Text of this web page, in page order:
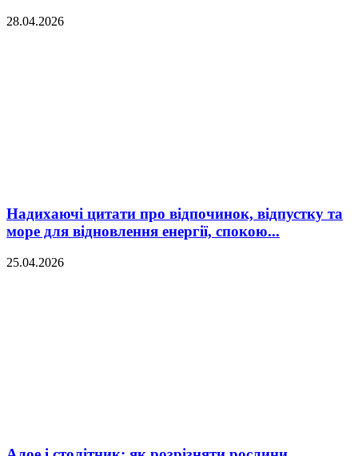
28.04.2026
Надихаючі цитати про відпочинок, відпустку та
море для відновлення енергії, спокою...
25.04.2026